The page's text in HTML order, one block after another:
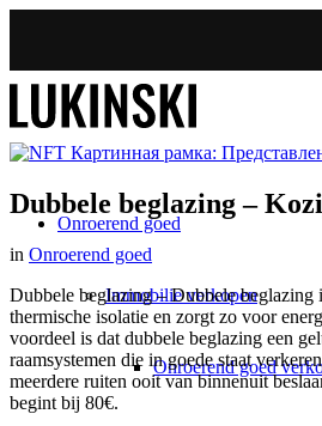
Onroerend goed
Immobilie verkopen
Onroerend goed
Dubbele beglazing –
in Onroerend goed
Dubbele beglazing – Dubbele beglazing
thermische isolatie en zorgt zo voor
voordeel is dat dubbele beglazing een
raamsystemen die in goede staat
meerdere ruiten ooit van binnenuit
begint bij 80€.